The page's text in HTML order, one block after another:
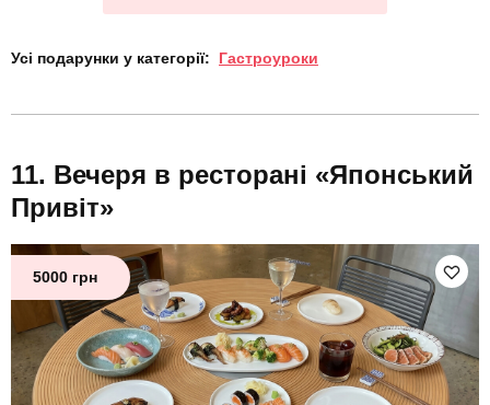
Усі подарунки у категорії: Гастроуроки
Вечеря в ресторані «Японський
Привіт»
5000 грн